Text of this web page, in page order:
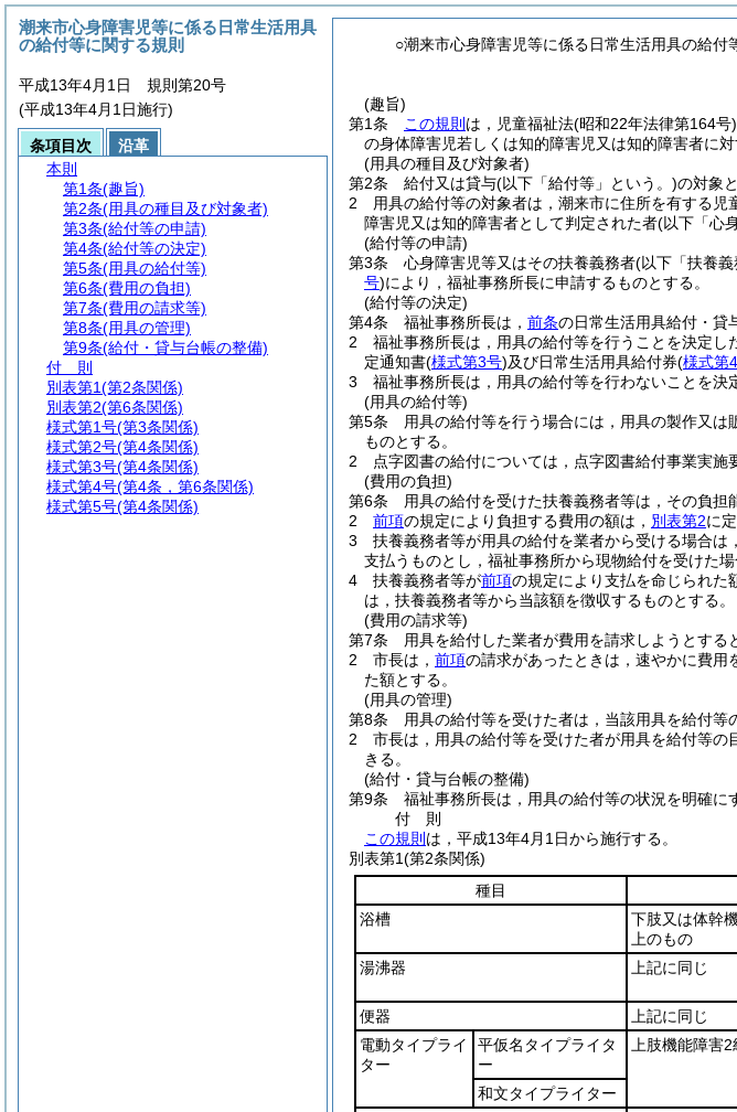
○潮来市心身障害児等に係る日常生活用具の給付
(趣旨)
第1条
この規則 は，児童福祉法(昭和22年法律第164号)
の身体障害児若しくは知的障害児又は知的障害者に
(用具の種目及び対象者)
第2条
給付又は貸与(以下「給付等」という。)の対象
2
用具の給付等の対象者は，潮来市に住所を有する
障害児又は知的障害者として判定された者(以下「心
(給付等の申請)
第3条
心身障害児等又はその扶養義務者(以下「扶養
号)により，福祉事務所長に申請するものとする。
(給付等の決定)
第4条
福祉事務所長は， 前条の日常生活用具給付・貸
2
福祉事務所長は，用具の給付等を行うことを決定し
定通知書(様式第3号)及び日常生活用具給付券(様式第
3
福祉事務所長は，用具の給付等を行わないことを
(用具の給付等)
第5条
用具の給付等を行う場合には，用具の製作又は
ものとする。
2
点字図書の給付については，点字図書給付事業実施
(費用の負担)
第6条
用具の給付を受けた扶養義務者等は，その負担
2
前項の規定により負担する費用の額は， 別表第2に
3
扶養義務者等が用具の給付を業者から受ける場合は
支払うものとし，福祉事務所から現物給付を受けた場
4
扶養義務者等が前項の規定により支払を命じられた
は，扶養義務者等から当該額を徴収するものとする。
(費用の請求等)
第7条
用具を給付した業者が費用を請求しようとする
2
市長は， 前項の請求があったときは，速やかに費用
た額とする。
(用具の管理)
第8条
用具の給付等を受けた者は，当該用具を給付等
2
市長は，用具の給付等を受けた者が用具を給付等
きる。
(給付・貸与台帳の整備)
第9条
福祉事務所長は，用具の給付等の状況を明確に
付 則
この規則 は，平成13年4月1日から施行する。
別表第1(第2条関係)
種目
浴槽
下肢又は体幹
上のもの
湯沸器 上記に同じ
便器
上記に同じ
電動タイプライ
ター
平仮名タイプライタ
ー
上肢機能障害
和文タイプライター
潮来市心身障害児等に係る日常生活用具
の給付等に関する規則
平成13年4月1日 規則第20号
(平成13年4月1日施行)
条項目次
沿革
本則
第1条(趣旨)
第2条(用具の種目及び対象者)
第3条(給付等の申請)
第4条(給付等の決定)
第5条(用具の給付等)
第6条(費用の負担)
第7条(費用の請求等)
第8条(用具の管理)
第9条(給付・貸与台帳の整備)
付 則
別表第1(第2条関係)
別表第2(第6条関係)
様式第1号(第3条関係)
様式第2号(第4条関係)
様式第3号(第4条関係)
様式第4号(第4条，第6条関係)
様式第5号(第4条関係)